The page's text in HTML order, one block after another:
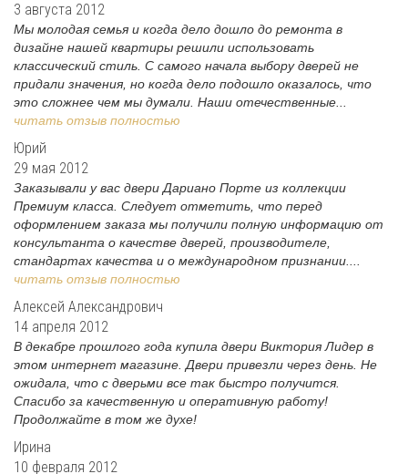
3 августа 2012
Мы молодая семья и когда дело дошло до ремонта в
дизайне нашей квартиры решили использовать
классический стиль. С самого начала выбору дверей не
придали значения, но когда дело подошло оказалось, что
это сложнее чем мы думали. Наши отечественные...
читать отзыв полностью
Юрий
29 мая 2012
Заказывали у вас двери Дариано Порте из коллекции
Премиум класса. Следует отметить, что перед
оформлением заказа мы получили полную информацию от
консультанта о качестве дверей, производителе,
стандартах качества и о международном признании....
читать отзыв полностью
Алексей Александрович
14 апреля 2012
В декабре прошлого года купила двери Виктория Лидер в
этом интернет магазине. Двери привезли через день. Не
ожидала, что с дверьми все так быстро получится.
Спасибо за качественную и оперативную работу!
Продолжайте в том же духе!
Ирина
10 февраля 2012